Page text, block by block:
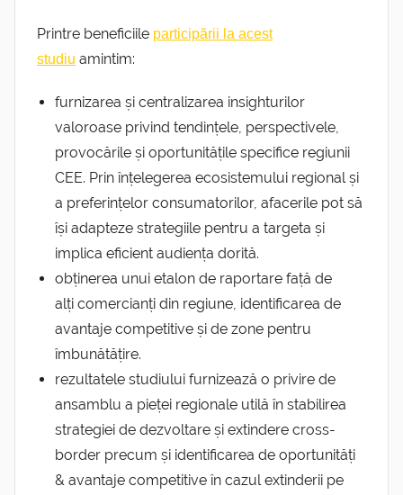
Printre beneficiile participării la acest
studiu amintim:
furnizarea și centralizarea insighturilor
valoroase privind tendințele, perspectivele,
provocările și oportunitățile specifice regiunii
CEE. Prin înțelegerea ecosistemului regional și
a preferințelor consumatorilor, afacerile pot să
își adapteze strategiile pentru a targeta și
implica eficient audiența dorită.
obținerea unui etalon de raportare față de
alți comercianți din regiune, identificarea de
avantaje competitive și de zone pentru
îmbunătățire.
rezultatele studiului furnizează o privire de
ansamblu a pieței regionale utilă în stabilirea
strategiei de dezvoltare și extindere cross-
border precum și identificarea de oportunități
& avantaje competitive în cazul extinderii pe